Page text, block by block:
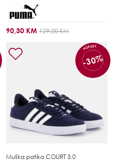
90,30 KM 129,00 KM
POPUST
-30%
Muška patika COURT 3.0